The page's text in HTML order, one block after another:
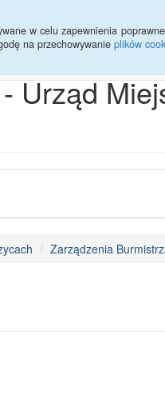
w celu zapewnienia
na przechowywanie plików
Urząd
Zarządzenia